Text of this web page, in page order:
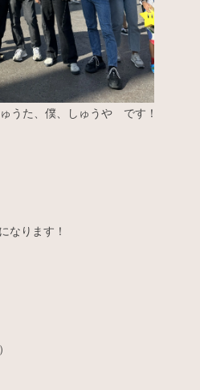
うた、僕、しゅうや です！
なります！